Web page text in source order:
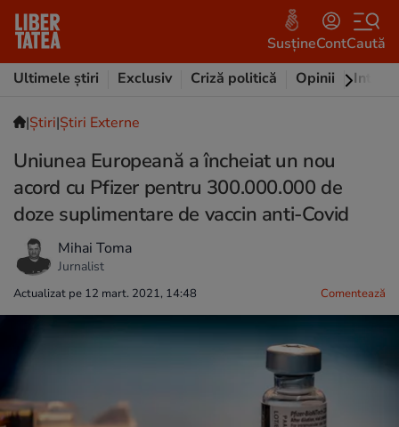
SusțineContCaută
Ultimele știri
Exclusiv Criză politică Opinii
|Ştiri|Știri Externe
Uniunea Europeană a încheiat un nou
acord cu Pfizer pentru 300.000.000 de
doze suplimentare de vaccin anti-Covid
Mihai Toma
Jurnalist
Actualizat pe 12 mart. 2021, 14:48 Comentează